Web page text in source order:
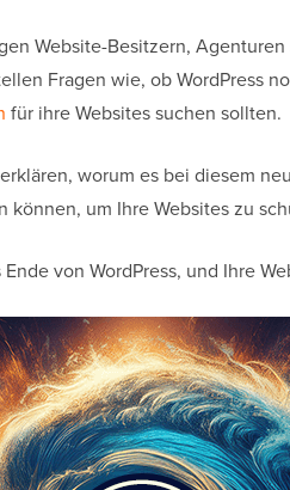
Website-Besitzern,
Fragen wie, ob WordPress
für ihre Websites suchen sollten.
worum es bei diesem
können, um Ihre Websites zu
von WordPress, und Ihre